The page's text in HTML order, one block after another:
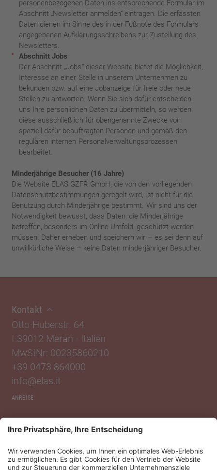
personenbezogenen Daten ins entsprechende Formular im
Abschnitt „Newsletter anmelden“ eintragen. Die erfassten
Daten dienen im Sinne des in der Fußnote des Formulars
angegebenen Aufklärungsschreibens zur Zustellung des
Newsletters.
Abschnitt Jobs
Der Abschnitt „Jobs“ dieser Website bietet die Möglichkeit,
Interesse an einer Stelle in unserem Unternehmen zu
bekunden bzw. auf eine Jobanzeige für freie oder neue
Stellen zu antworten. Wenn Sie sich dafür entscheiden,
uns Ihre persönlichen Daten zu übermitteln, so werden
diese ausschließlich für obengenannte Zwecke von
speziell dafür beauftragten Personen und gemäß den
regulären internen Personalverwaltungsprozessen
bearbeitet.
Minderjährige Besucher (16 Jahre)
Die Website ELAS GZFR GmbH, die von den vorliegenden
Datenschutzbestimmungen geregelt wird, ist nicht für die
Benutzung durch Minderjährige bestimmt. Wir sind uns der
Notwendigkeit bewusst, dass Daten, die Minderjährige
betreffen, besonders im Online-Umfeld, geschützt werden
müssen. Daher erheben und speichern wir – es sei denn auf
unwillkürliche Weise – keine Daten minderjähriger Besucher.
Kontakt
Otto-Huberstr. 64
I-39012 Meran - Italien
MwStNr: 00235860210
+39 0473 864000
info@elas.it
ANREISE
Wir von Elas